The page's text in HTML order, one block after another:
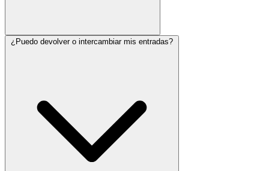
¿Puedo devolver o intercambiar mis entradas?